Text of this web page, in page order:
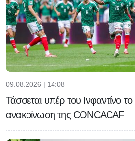
09.08.2026 | 14:08
Τάσσεται υπέρ του Ινφαντίνο
ανακοίνωση της CONCACAF